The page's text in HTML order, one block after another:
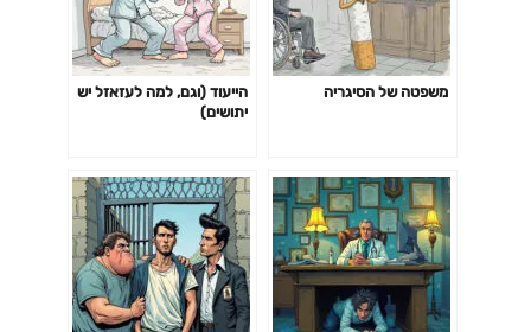
משפטה של הסיגריה
הייעוד (וגם, למה לעזאזל יש
יתושים)